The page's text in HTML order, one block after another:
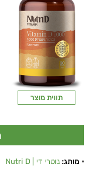
תווית מוצר
מותג: נוטרי די | Nutri D